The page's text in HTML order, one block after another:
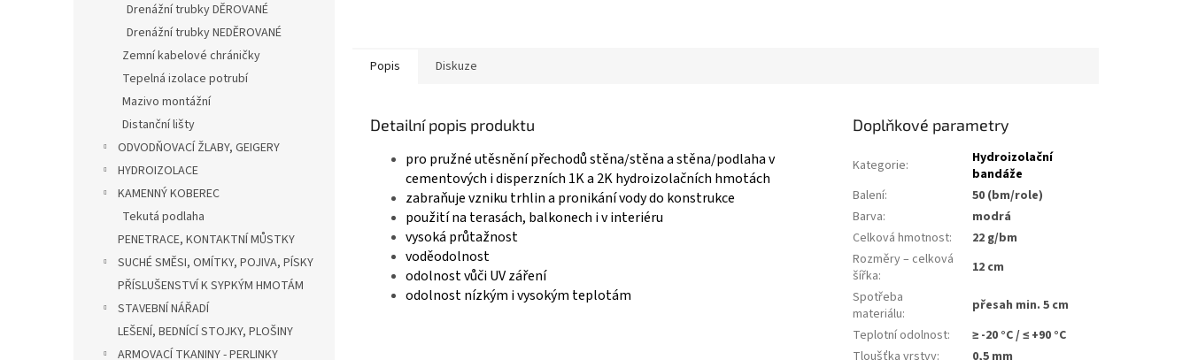
Drenážní trubky DĚROVANÉ
Drenážní trubky NEDĚROVANÉ
Zemní kabelové chráničky
Tepelná izolace potrubí
Mazivo montážní
Distanční lišty
ODVODŇOVACÍ ŽLABY, GEIGERY
HYDROIZOLACE
KAMENNÝ KOBEREC
Tekutá podlaha
PENETRACE, KONTAKTNÍ MŮSTKY
SUCHÉ SMĚSI, OMÍTKY, POJIVA, PÍSKY
PŘÍSLUŠENSTVÍ K SYPKÝM HMOTÁM
STAVEBNÍ NÁŘADÍ
LEŠENÍ, BEDNÍCÍ STOJKY, PLOŠINY
ARMOVACÍ TKANINY - PERLINKY
Popis Diskuze
Detailní popis produktu
pro pružné utěsnění přechodů stěna/stěna a stěna/podlaha v
cementových i disperzních 1K a 2K hydroizolačních hmotách
zabraňuje vzniku trhlin a pronikání vody do konstrukce
použití na terasách, balkonech i v interiéru
vysoká průtažnost
voděodolnost
odolnost vůči UV záření
odolnost nízkým i vysokým teplotám
Doplňkové parametry
Kategorie:
Hydroizolační
bandáže
Balení:
50 (bm/role)
Barva:
modrá
Celková hmotnost:
22 g/bm
Rozměry – celková
šířka:
12 cm
Spotřeba
materiálu:
přesah min. 5 cm
Teplotní odolnost:
≥ -20 °C / ≤ +90 °C
Tloušťka vrstvy: 0,5 mm